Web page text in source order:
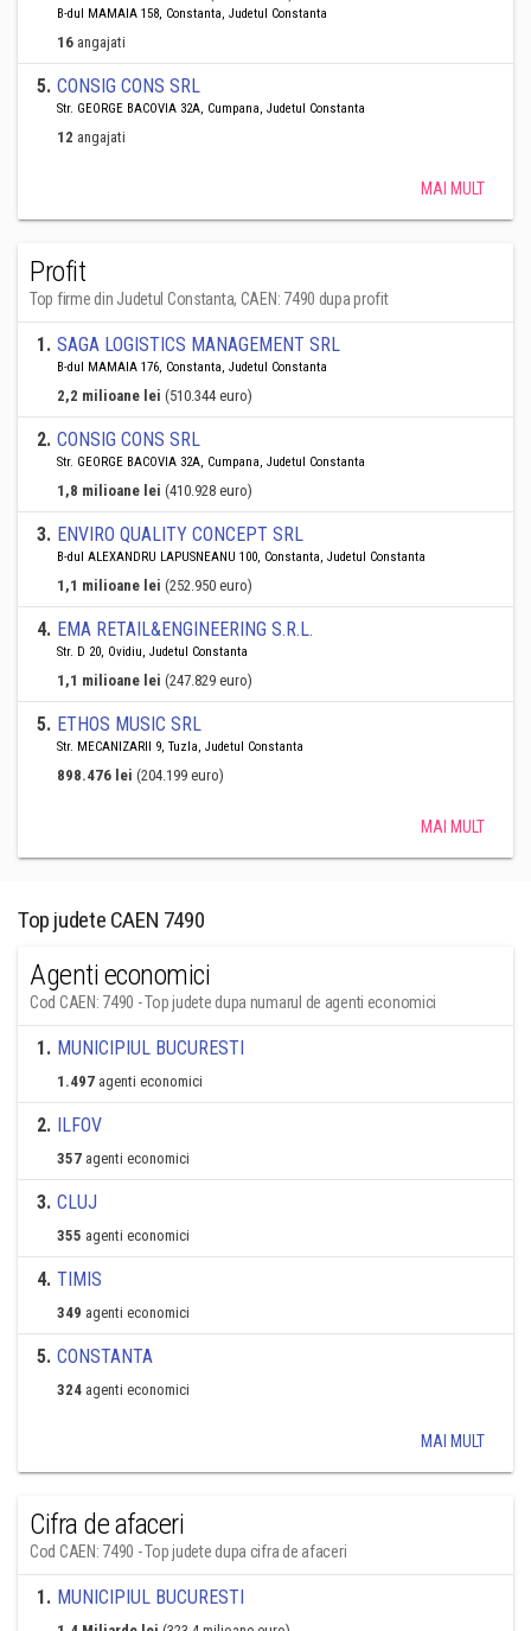
B-dul MAMAIA 158, Constanta, Judetul Constanta
16 angajati
5. CONSIG CONS SRL
Str. GEORGE BACOVIA 32A, Cumpana, Judetul Constanta
12 angajati
MAI MULT
Profit
Top firme din Judetul Constanta, CAEN: 7490 dupa profit
1. SAGA LOGISTICS MANAGEMENT SRL
B-dul MAMAIA 176, Constanta, Judetul Constanta
2,2 milioane lei (510.344 euro)
2. CONSIG CONS SRL
Str. GEORGE BACOVIA 32A, Cumpana, Judetul Constanta
1,8 milioane lei (410.928 euro)
3. ENVIRO QUALITY CONCEPT SRL
B-dul ALEXANDRU LAPUSNEANU 100, Constanta, Judetul Constanta
1,1 milioane lei (252.950 euro)
4. EMA RETAIL&ENGINEERING S.R.L.
Str. D 20, Ovidiu, Judetul Constanta
1,1 milioane lei (247.829 euro)
5. ETHOS MUSIC SRL
Str. MECANIZARII 9, Tuzla, Judetul Constanta
898.476 lei (204.199 euro)
MAI MULT
Top judete CAEN 7490
Agenti economici
Cod CAEN: 7490 - Top judete dupa numarul de agenti economici
1. MUNICIPIUL BUCURESTI
1.497 agenti economici
2. ILFOV
357 agenti economici
3. CLUJ
355 agenti economici
4. TIMIS
349 agenti economici
5. CONSTANTA
324 agenti economici
MAI MULT
Cifra de afaceri
Cod CAEN: 7490 - Top judete dupa cifra de afaceri
1. MUNICIPIUL BUCURESTI